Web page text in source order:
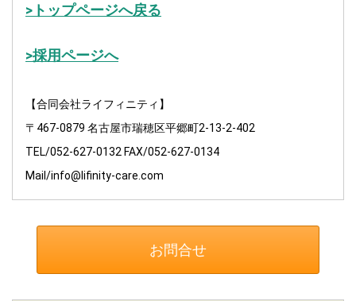
>トップページへ戻る
>採用ページへ
【合同会社ライフィニティ】
〒467-0879 名古屋市瑞穂区平郷町2-13-2-402
TEL/052-627-0132 FAX/052-627-0134
Mail/info@lifinity-care.com
お問合せ